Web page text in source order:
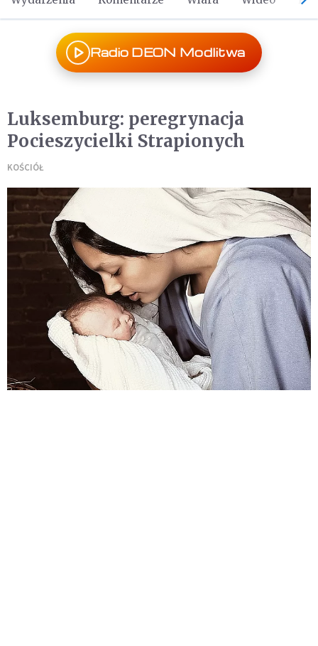
Radio DEON Modlitwa
Luksemburg: peregrynacja
Pocieszycielki Strapionych
KOŚCIÓŁ